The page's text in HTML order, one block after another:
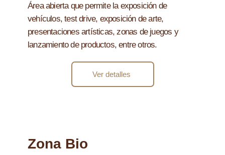
Área abierta que permite la exposición de
vehículos, test drive, exposición de arte,
presentaciones artísticas, zonas de juegos y
lanzamiento de productos, entre otros.
Ver detalles
Zona Bio